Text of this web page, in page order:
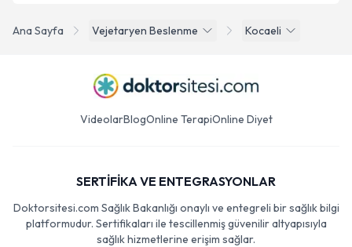
Ana Sayfa Vejetaryen Beslenme Kocaeli
VideolarBlogOnline TerapiOnline Diyet
SERTİFİKA VE ENTEGRASYONLAR
Doktorsitesi.com Sağlık Bakanlığı onaylı ve entegreli bir sağlık bilgi
platformudur. Sertifikaları ile tescillenmiş güvenilir altyapısıyla
sağlık hizmetlerine erişim sağlar.